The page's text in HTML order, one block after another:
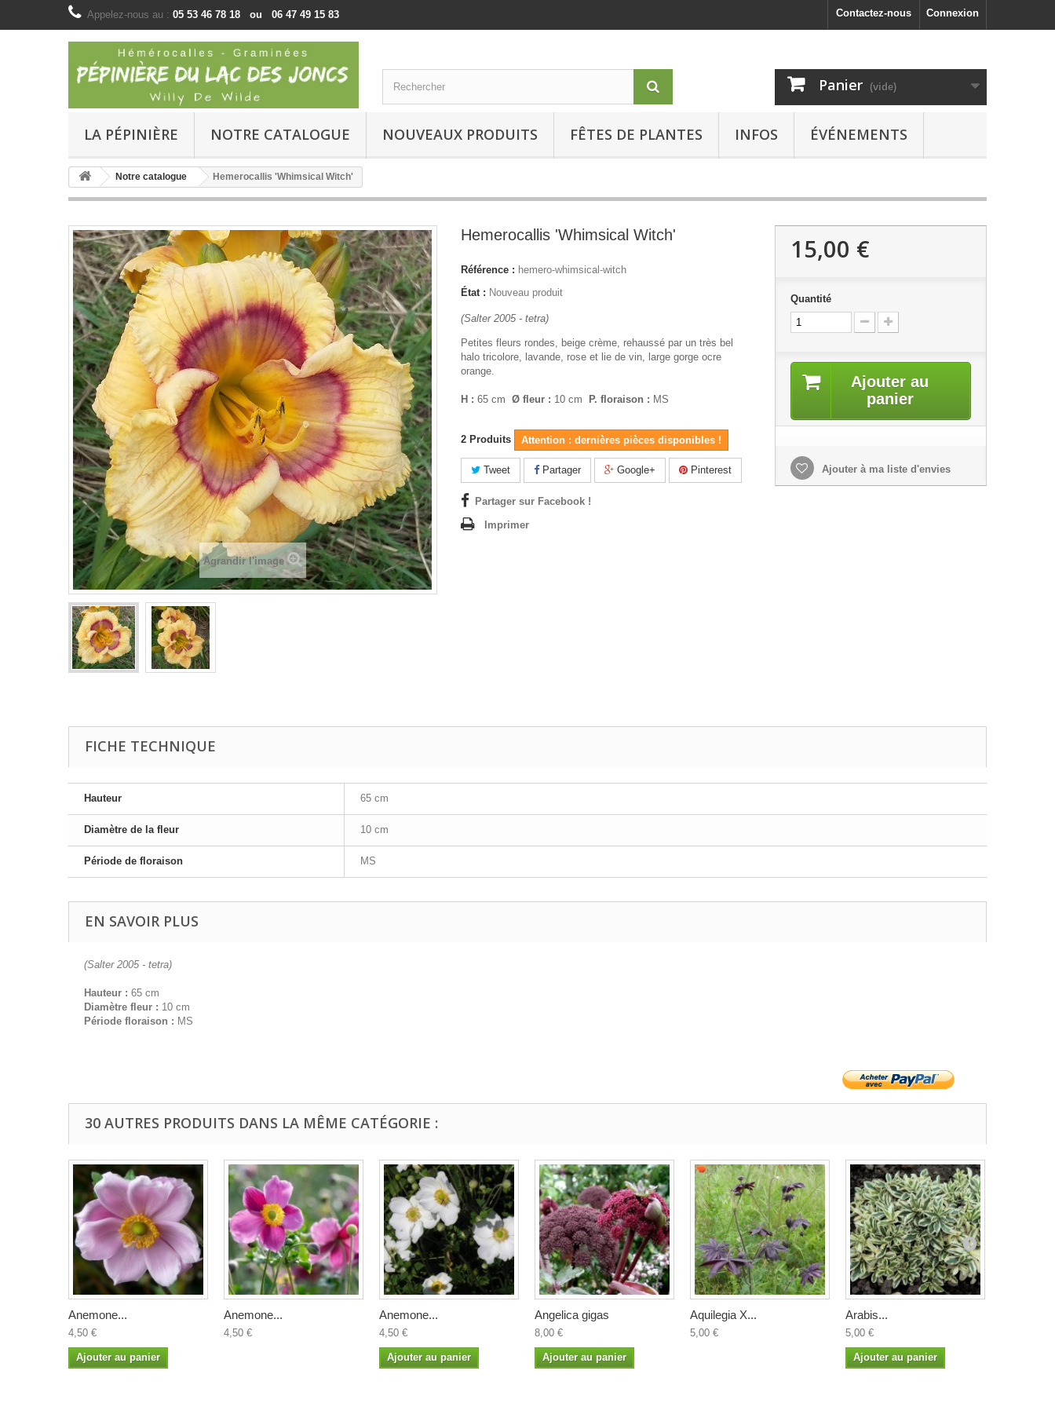
Connexion
Contactez-nous
Appelez-nous au : 05 53 46 78 18 ou 06 47 49 15 83
Panier (vide)
LA PÉPINIÈRE NOTRE CATALOGUE NOUVEAUX PRODUITS FÊTES DE PLANTES INFOS ÉVÉNEMENTS
Notre catalogue Hemerocallis 'Whimsical Witch'
Agrandir l'image
Hemerocallis 'Whimsical Witch'
Référence : hemero-whimsical-witch
État : Nouveau produit
(Salter 2005 - tetra)
Petites fleurs rondes, beige crème, rehaussé par un très bel
halo tricolore, lavande, rose et lie de vin, large gorge ocre
orange.
H : 65 cm Ø fleur : 10 cm P. floraison : MS
2 Produits Attention : dernières pièces disponibles !
Tweet Partager Google+ Pinterest
Partager sur Facebook !
Imprimer
15,00 €
Quantité
Ajouter au
panier
Ajouter à ma liste d'envies
FICHE TECHNIQUE
Hauteur 65 cm
Diamètre de la fleur 10 cm
Période de floraison MS
EN SAVOIR PLUS
(Salter 2005 - tetra)
Hauteur : 65 cm
Diamètre fleur : 10 cm
Période floraison : MS
30 AUTRES PRODUITS DANS LA MÊME CATÉGORIE :
Anemone...
4,50 €
Ajouter au panier
Anemone...
4,50 €
Anemone...
4,50 €
Ajouter au panier
Angelica gigas
8,00 €
Ajouter au panier
Aquilegia X...
5,00 €
Arabis...
5,00 €
Ajouter au panier